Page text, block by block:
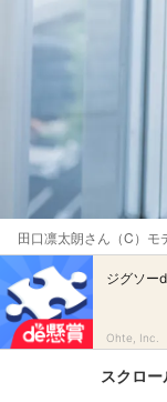
田口凛太朗さん（C）モ
ジグソー
Ohte, Inc.
スクロ